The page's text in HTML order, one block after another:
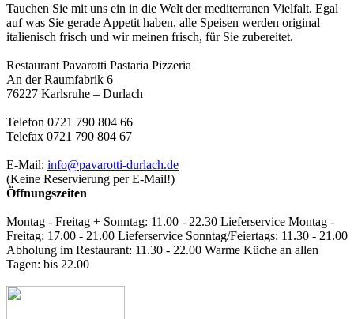
Tauchen Sie mit uns ein in die Welt der mediterranen Vielfalt. Egal
auf was Sie gerade Appetit haben, alle Speisen werden original
italienisch frisch und wir meinen frisch, für Sie zubereitet.
Restaurant Pavarotti Pastaria Pizzeria
An der Raumfabrik 6
76227 Karlsruhe – Durlach
Telefon 0721 790 804 66
Telefax 0721 790 804 67
E-Mail: info@pavarotti-durlach.de
(Keine Reservierung per E-Mail!)
Öffnungszeiten
Montag - Freitag + Sonntag: 11.00 - 22.30 Lieferservice Montag -
Freitag: 17.00 - 21.00 Lieferservice Sonntag/Feiertags: 11.30 - 21.00
Abholung im Restaurant: 11.30 - 22.00 Warme Küche an allen
Tagen: bis 22.00